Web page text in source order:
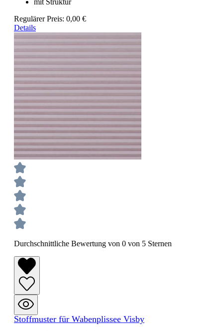
Regulärer Preis: 0,00 €
Details
Durchschnittliche Bewertung von 0 von 5 Sternen
Stoffmuster für Wabenplissee Visby